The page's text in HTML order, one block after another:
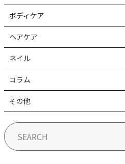
ボディケア
ヘアケア
ネイル
コラム
その他